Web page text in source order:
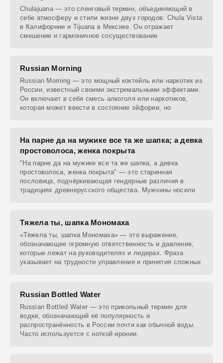
Chulajuana — это сленговый термин, объединяющий в
себе атмосферу и стили жизни двух городов: Chula Vista
в Калифорнии и Tijuana в Мексике. Он отражает
смешение и гармоничное сосуществование
Russian Morning
Russian Morning — это мощный коктейль или наркотик из
России, известный своими экстремальными эффектами.
Он включает в себя смесь алкоголя или наркотиков,
которая может ввести в состояние эйфории, но
На парне да на мужике все та же шапка; а девка
простоволоса, женка покрыта
"На парне да на мужике все та же шапка; а девка
простоволоса, женка покрыта" — это старинная
пословица, подчёркивающая гендерные различия в
традициях древнерусского общества. Мужчины носили
Тяжела ты, шапка Мономаха
«Тяжела ты, шапка Мономаха» — это выражение,
обозначающее огромную ответственность и давление,
которые лежат на руководителях и лидерах. Фраза
указывает на трудности управления и принятия сложных
Russian Bottled Water
Russian Bottled Water — это прикольный термин для
водки, обозначающий её популярность и
распространённость в России почти как обычной воды.
Часто используется с ноткой иронии.